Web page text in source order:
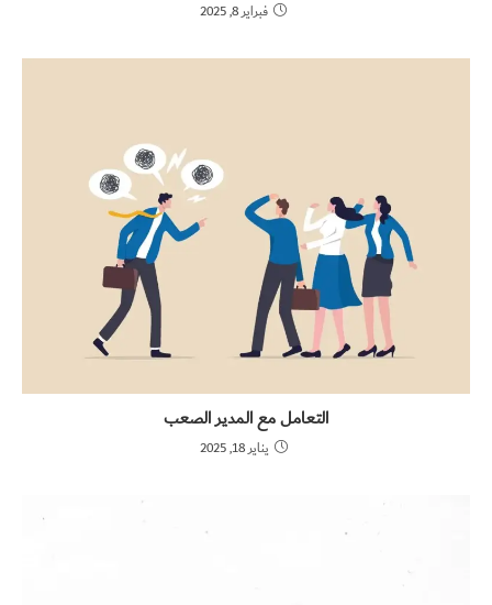
فبراير 8, 2025
التعامل مع المدير الصعب
يناير 18, 2025